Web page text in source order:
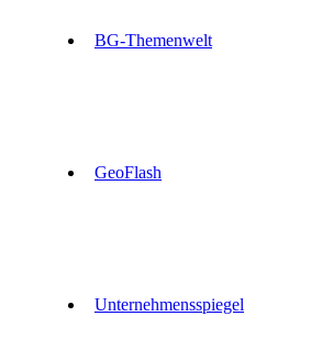
BG-Themenwelt
GeoFlash
Unternehmensspiegel